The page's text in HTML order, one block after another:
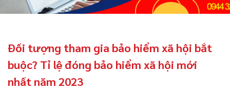
Đối tượng tham gia bảo hiểm xã hội bắt
buộc? Tỉ lệ đóng bảo hiểm xã hội mới
nhất năm 2023